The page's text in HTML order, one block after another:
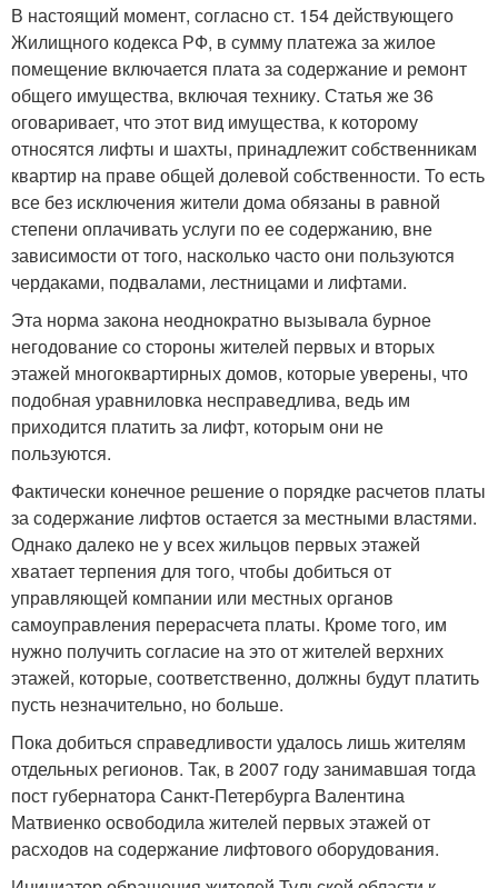
В настоящий момент, согласно ст. 154 действующего
Жилищного кодекса РФ, в сумму платежа за жилое
помещение включается плата за содержание и ремонт
общего имущества, включая технику. Статья же 36
оговаривает, что этот вид имущества, к которому
относятся лифты и шахты, принадлежит собственникам
квартир на праве общей долевой собственности. То есть
все без исключения жители дома обязаны в равной
степени оплачивать услуги по ее содержанию, вне
зависимости от того, насколько часто они пользуются
чердаками, подвалами, лестницами и лифтами.
Эта норма закона неоднократно вызывала бурное
негодование со стороны жителей первых и вторых
этажей многоквартирных домов, которые уверены, что
подобная уравниловка несправедлива, ведь им
приходится платить за лифт, которым они не
пользуются.
Фактически конечное решение о порядке расчетов платы
за содержание лифтов остается за местными властями.
Однако далеко не у всех жильцов первых этажей
хватает терпения для того, чтобы добиться от
управляющей компании или местных органов
самоуправления перерасчета платы. Кроме того, им
нужно получить согласие на это от жителей верхних
этажей, которые, соответственно, должны будут платить
пусть незначительно, но больше.
Пока добиться справедливости удалось лишь жителям
отдельных регионов. Так, в 2007 году занимавшая тогда
пост губернатора Санкт-Петербурга Валентина
Матвиенко освободила жителей первых этажей от
расходов на содержание лифтового оборудования.